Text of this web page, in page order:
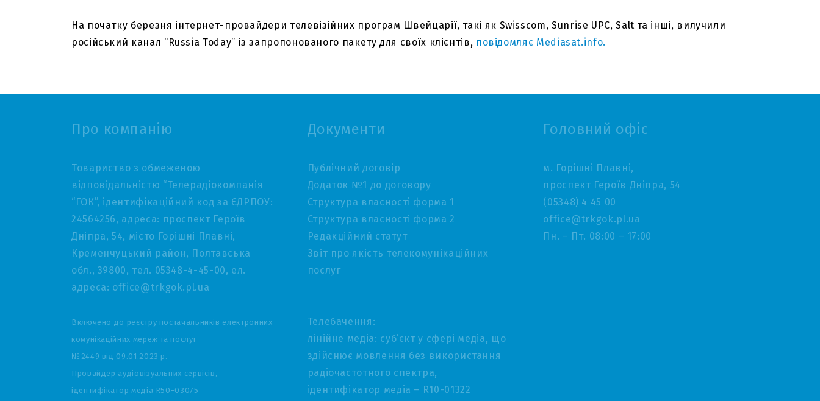
На початку березня інтернет-провайдери телевізійних програм Швейцарії, такі як Swisscom, Sunrise UPC, Salt та інші, вилучили
російський канал “Russia Today” із запропонованого пакету для своїх клієнтів, повідомляє Mediasat.info.
Про компанію
Товариство з обмеженою
відповідальністю “Телерадіокомпанія
“ГОК”, ідентифікаційний код за ЄДРПОУ:
24564256, адреса: проспект Героїв
Дніпра, 54, місто Горішні Плавні,
Кременчуцький район, Полтавська
обл., 39800, тел. 05348-4-45-00, ел.
адреса: office@trkgok.pl.ua
Включено до реєстру постачальників електронних
комунікаційних мереж та послуг
№2449 від 09.01.2023 р.
Провайдер аудіовізуальних сервісів,
ідентифікатор медіа R50-03075
Документи
Публічний договір
Додаток №1 до договору
Структура власності форма 1
Структура власності форма 2
Редакційний статут
Звіт про якість телекомунікаційних
послуг
Телебачення:
лінійне медіа: суб’єкт у сфері медіа, що
здійснює мовлення без використання
радіочастотного спектра,
ідентифікатор медіа – R10-01322
Головний офіс
м. Горішні Плавні,
проспект Героїв Дніпра, 54
(05348) 4 45 00
office@trkgok.pl.ua
Пн. – Пт. 08:00 – 17:00